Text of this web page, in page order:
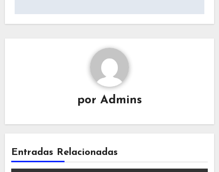
por Admins
Entradas Relacionadas